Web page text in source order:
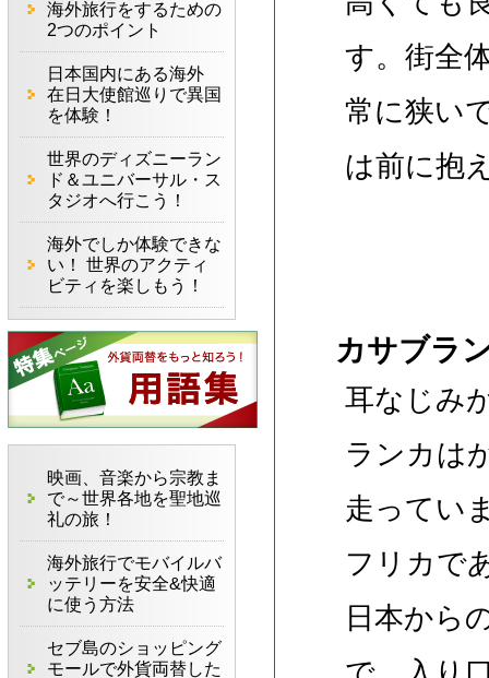
す。街全
常に狭い
は前に抱
カサブラ
耳なじみ
ランカは
走ってい
フリカで
日本から
海外旅行をするための
2つのポイント
日本国内にある海外
在日大使館巡りで異国
を体験！
世界のディズニーラン
ド＆ユニバーサル・ス
タジオへ行こう！
海外でしか体験できな
い！ 世界のアクティ
ビティを楽しもう！
映画、音楽から宗教ま
で～世界各地を聖地巡
礼の旅！
海外旅行でモバイルバ
ッテリーを安全&快適
に使う方法
セブ島のショッピング
モールで外貨両替した